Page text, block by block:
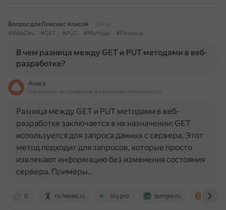
Вопрос для Поиска с Алисой
5 мая
#WebDev
#GET #PUT #Методы #Разница
В чем разница между GET и PUT методами в веб-
разработке?
Алиса
На основе источников, возможны неточности
0 ru.hexlet.io sky.pro tproger.ru
Разница между GET и PUT методами в веб-
разработке заключается в их назначении: GET
используется для запроса данных с сервера. Этот
метод подходит для запросов, которые просто
извлекают информацию без изменения состояния
сервера. Примеры…